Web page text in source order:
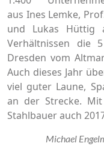
aus Ines Lemke,
und Lukas Hüttig
Verhältnissen die
Dresden vom
Auch dieses Jahr
viel guter Laune,
an der Strecke.
Stahlbauer auch
Michael